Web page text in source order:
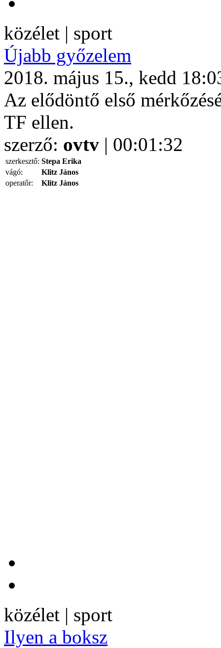
közélet | sport
Újabb győzelem
2018. május 15., kedd
Az elődöntő első
TF ellen.
szerző: ovtv | 00:01:32
szerkesztő: Stepa Erika
vágó:
Klitz János
operatőr:
Klitz János
közélet | sport
Ilyen a boksz